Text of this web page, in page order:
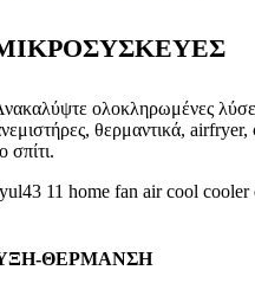
ολοκληρωμένες
θερμαντικά,
σπίτι.
ΘΕΡΜΑΝΣΗ